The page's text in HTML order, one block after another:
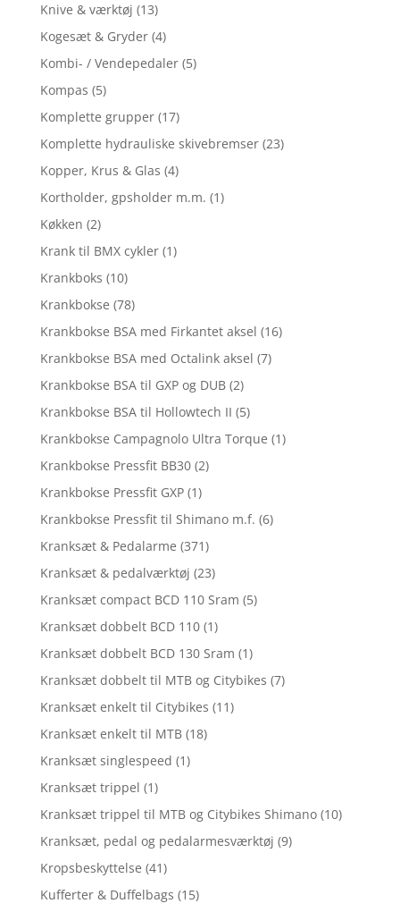
Knive & værktøj (13)
Kogesæt & Gryder (4)
Kombi- / Vendepedaler (5)
Kompas (5)
Komplette grupper (17)
Komplette hydrauliske skivebremser (23)
Kopper, Krus & Glas (4)
Kortholder, gpsholder m.m. (1)
Køkken (2)
Krank til BMX cykler (1)
Krankboks (10)
Krankbokse (78)
Krankbokse BSA med Firkantet aksel (16)
Krankbokse BSA med Octalink aksel (7)
Krankbokse BSA til GXP og DUB (2)
Krankbokse BSA til Hollowtech II (5)
Krankbokse Campagnolo Ultra Torque (1)
Krankbokse Pressfit BB30 (2)
Krankbokse Pressfit GXP (1)
Krankbokse Pressfit til Shimano m.f. (6)
Kranksæt & Pedalarme (371)
Kranksæt & pedalværktøj (23)
Kranksæt compact BCD 110 Sram (5)
Kranksæt dobbelt BCD 110 (1)
Kranksæt dobbelt BCD 130 Sram (1)
Kranksæt dobbelt til MTB og Citybikes (7)
Kranksæt enkelt til Citybikes (11)
Kranksæt enkelt til MTB (18)
Kranksæt singlespeed (1)
Kranksæt trippel (1)
Kranksæt trippel til MTB og Citybikes Shimano (10)
Kranksæt, pedal og pedalarmesværktøj (9)
Kropsbeskyttelse (41)
Kufferter & Duffelbags (15)